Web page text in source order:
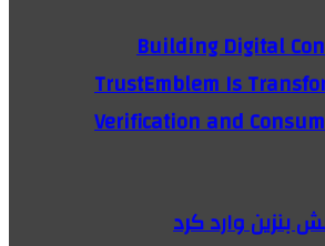
Building Digital
TrustEmblem Is
Verification and
بنزین وارد کرد